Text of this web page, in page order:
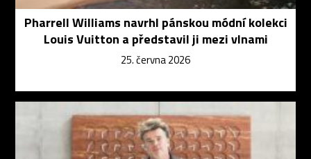
Pharrell Williams navrhl pánskou módní kolekci
Louis Vuitton a představil ji mezi vlnami
25. června 2026